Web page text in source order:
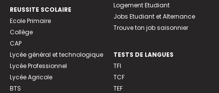
REUSSITE SCOLAIRE
Ecole Primaire
Collège
CAP
Lycée général et technologique
Lycée Professionnel
Lycée Agricole
BTS
Logement Etudiant
Jobs Etudiant et Alternance
Trouve ton job saisonnier
TESTS DE LANGUES
TFI
TCF
TEF